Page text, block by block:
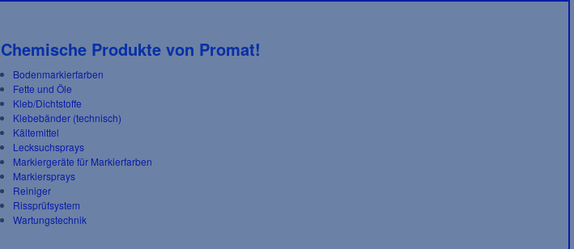
Chemische Produkte von Promat!
Bodenmarkierfarben
Fette und Öle
Kleb/Dichtstoffe
Klebebänder (technisch)
Kältemittel
Lecksuchsprays
Markiergeräte für Markierfarben
Markiersprays
Reiniger
Rissprüfsystem
Wartungstechnik